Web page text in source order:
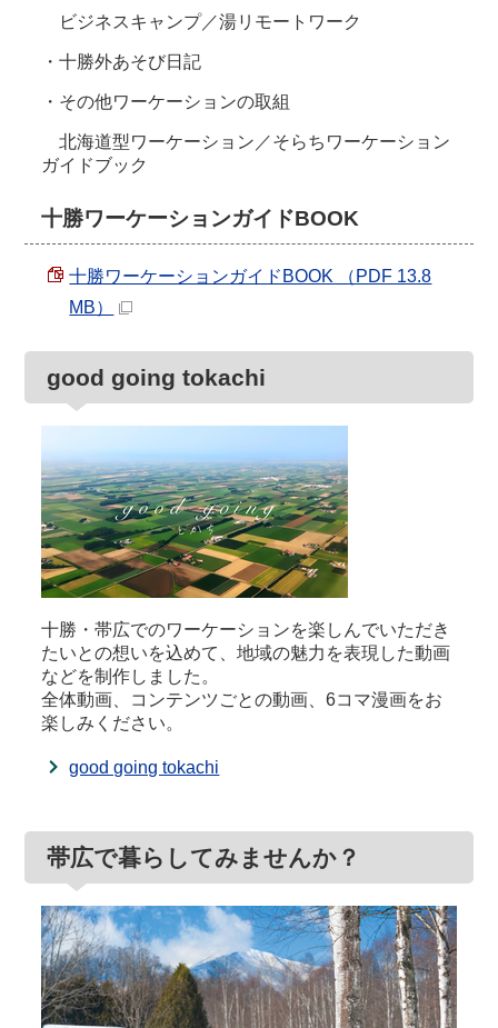
ビジネスキャンプ／湯リモートワーク
・十勝外あそび日記
・その他ワーケーションの取組
北海道型ワーケーション／そらちワーケーション
ガイドブック
十勝ワーケーションガイドBOOK
十勝ワーケーションガイドBOOK （PDF 13.8
MB）
good going tokachi
十勝・帯広でのワーケーションを楽しんでいただき
たいとの想いを込めて、地域の魅力を表現した動画
などを制作しました。
全体動画、コンテンツごとの動画、6コマ漫画をお
楽しみください。
good going tokachi
帯広で暮らしてみませんか？